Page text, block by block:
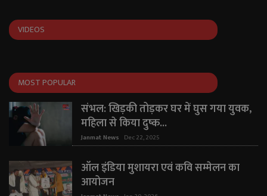
VIDEOS
MOST POPULAR
संभल: खिड़की तोड़कर घर में घुस गया युवक,
महिला से किया दुष्क...
Janmat News Dec 22, 2025
ऑल इंडिया मुशायरा एवं कवि सम्मेलन का
आयोजन